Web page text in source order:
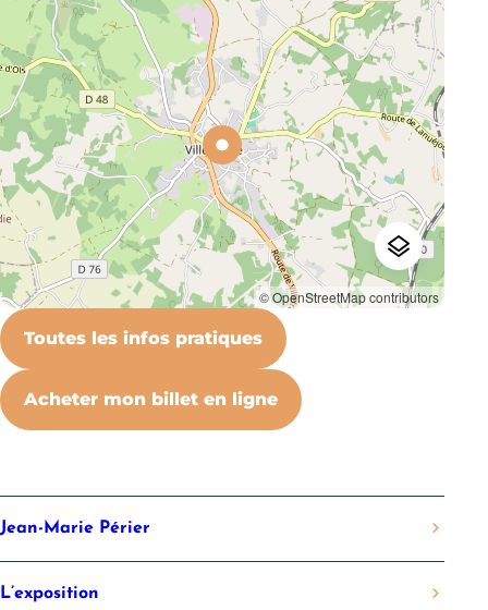
© OpenStreetMap contributors
Toutes les infos pratiques
Acheter mon billet en ligne
Jean-Marie Périer
L’exposition